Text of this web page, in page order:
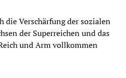
die Verschärfung der sozialen
der Superreichen und das
und Arm vollkommen